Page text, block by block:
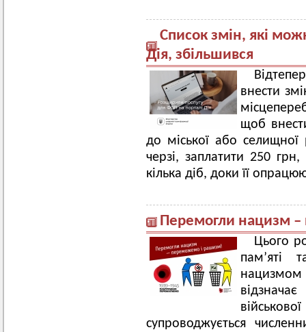
Список змін, які
Дія, збільшився
внести
щоб
до міської або
черзі, заплатити 250
кілька діб, доки її
Перемогли нацизм
Цього
пам’яті
нацизмом
супроводжується